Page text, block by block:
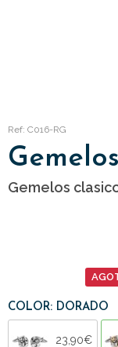
Ref: C016-RG
Gemelos
COLOR: DORADO
23,90€